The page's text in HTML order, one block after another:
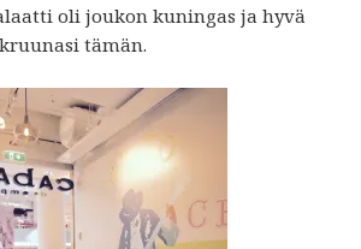
oli joukon kuningas ja hyvä
tämän.